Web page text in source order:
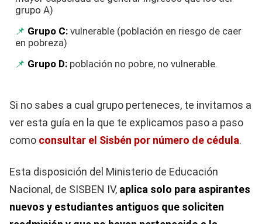
grupo A)
Grupo C: vulnerable (población en riesgo de caer
en pobreza)
Grupo D: población no pobre, no vulnerable.
Si no sabes a cual grupo perteneces, te invitamos a
ver esta guía en la que te explicamos paso a paso
como consultar el Sisbén por número de cédula.
Esta disposición del Ministerio de Educación
Nacional, de SISBEN IV, aplica solo para aspirantes
nuevos y estudiantes antiguos que soliciten